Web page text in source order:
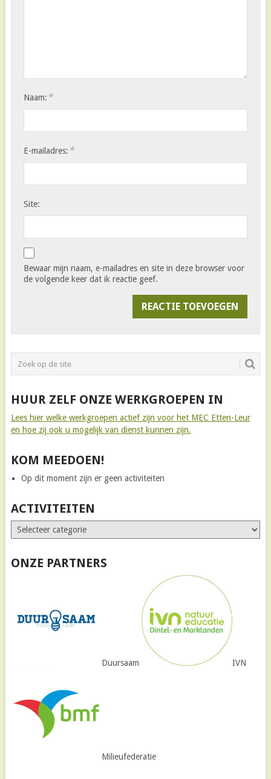
Naam: *
E-mailadres: *
Site:
Bewaar mijn naam, e-mailadres en site in deze browser voor
de volgende keer dat ik reactie geef.
HUUR ZELF ONZE WERKGROEPEN IN
Lees hier welke werkgroepen actief zijn voor het MEC Etten-Leur
en hoe zij ook u mogelijk van dienst kunnen zijn.
KOM MEEDOEN!
Op dit moment zijn er geen activiteiten
ACTIVITEITEN
ONZE PARTNERS
Duursaam IVN
Milieufederatie